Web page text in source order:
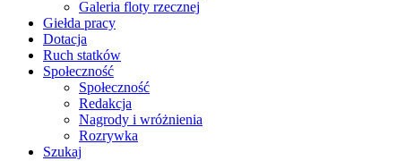
Galeria floty rzecznej
Giełda pracy
Dotacja
Ruch statków
Społeczność
Społeczność
Redakcja
Nagrody i wróżnienia
Rozrywka
Szukaj